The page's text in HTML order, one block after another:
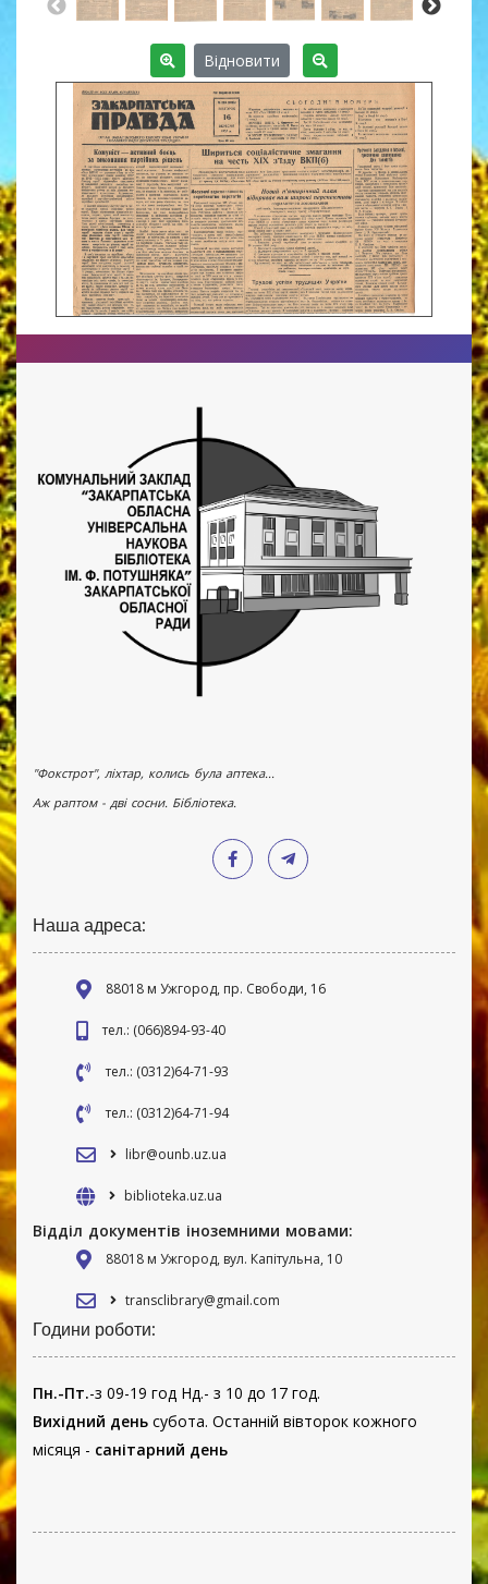
Відновити
"Фокстрот", ліхтар, колись була аптека...
Аж раптом - дві сосни. Бібліотека.
Наша адреса:
88018 м Ужгород, пр. Свободи, 16
тел.: (066)894-93-40
тел.: (0312)64-71-93
тел.: (0312)64-71-94
libr@ounb.uz.ua
biblioteka.uz.ua
Відділ документів іноземними мовами:
88018 м Ужгород, вул. Капітульна, 10
transclibrary@gmail.com
Години роботи:
Пн.-Пт.-з 09-19 год Нд.- з 10 до 17 год.
Вихідний день субота. Останній вівторок кожного
місяця - санітарний день